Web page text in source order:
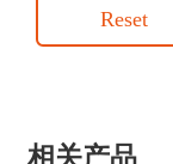
Reset
相关产品